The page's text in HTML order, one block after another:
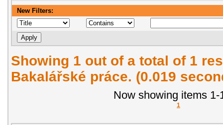
New Filters:
Showing 1 out of a total of 1
Bakalářské práce. (0.019
Now showing items 1-
1